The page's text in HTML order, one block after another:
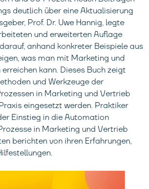
deutlich über eine Aktualisierung
Prof. Dr. Uwe Hannig, legte
und erweiterten Auflage
anhand konkreter Beispiele aus
was man mit Marketing und
kann. Dieses Buch zeigt
und Werkzeuge der
in Marketing und Vertrieb
eingesetzt werden. Praktiker
Einstieg in die Automation
in Marketing und Vertrieb
berichten von ihren Erfahrungen,